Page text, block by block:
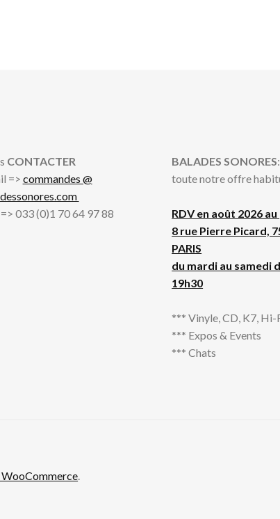
CONTACTER
=> commandes @
033 (0)1 70 64 97 88
BALADES SONORES:
toute notre offre
RDV en août 2026 au
8 rue Pierre Picard,
PARIS
du mardi au samedi
19h30
*** Vinyle, CD, K7, Hi-
*** Expos & Events
*** Chats
.